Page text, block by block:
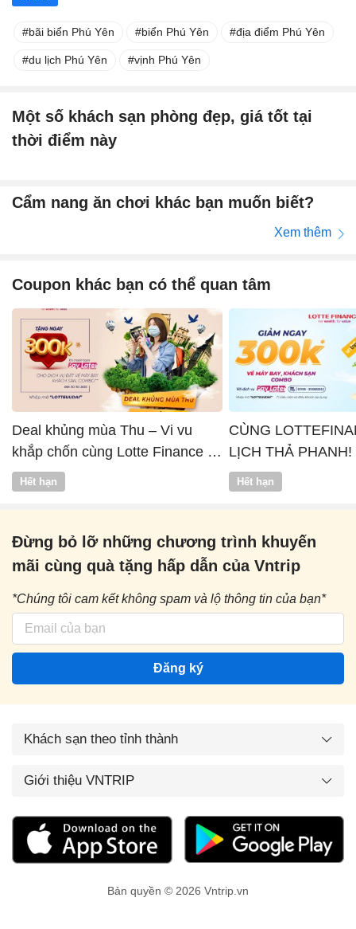
bãi biển Phú Yên biển Phú Yên địa điểm Phú Yên
du lịch Phú Yên vịnh Phú Yên
Một số khách sạn phòng đẹp, giá tốt tại
thời điểm này
Cẩm nang ăn chơi khác bạn muốn biết?
Xem thêm
Coupon khác bạn có thể quan tâm
Deal khủng mùa Thu – Vi vu
khắp chốn cùng Lotte Finance x
Vntrip
Hết hạn
CÙNG
LỊCH THẢ PHANH!
Hết hạn
Đừng bỏ lỡ những chương trình khuyến
mãi cùng quà tặng hấp dẫn của Vntrip
*Chúng tôi cam kết không spam và lộ thông tin của bạn*
Đăng ký
Khách sạn theo tỉnh thành
Giới thiệu VNTRIP
Bản quyền © 2026 Vntrip.vn